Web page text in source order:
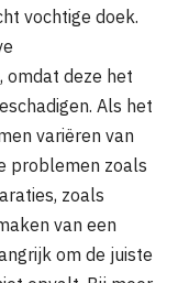
vochtige doek.
omdat deze het
Als het
variëren van
problemen zoals
zoals
van een
om de juiste